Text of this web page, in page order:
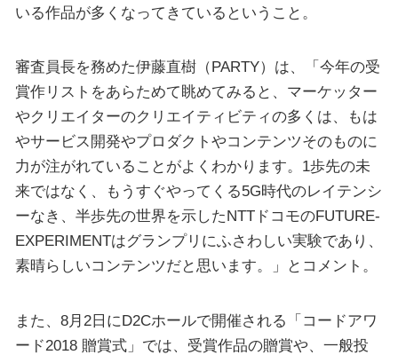
いる作品が多くなってきているということ。
審査員長を務めた伊藤直樹（PARTY）は、「今年の受
賞作リストをあらためて眺めてみると、マーケッター
やクリエイターのクリエイティビティの多くは、もは
やサービス開発やプロダクトやコンテンツそのものに
力が注がれていることがよくわかります。1歩先の未
来ではなく、もうすぐやってくる5G時代のレイテンシ
ーなき、半歩先の世界を示したNTTドコモのFUTURE-
EXPERIMENTはグランプリにふさわしい実験であり、
素晴らしいコンテンツだと思います。」とコメント。
また、8月2日にD2Cホールで開催される「コードアワ
ード2018 贈賞式」では、受賞作品の贈賞や、一般投